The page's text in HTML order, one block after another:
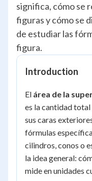
significa, cómo se
figuras y cómo se
de estudiar las
figura.
Introduction
El área de la
es la cantidad
sus caras
fórmulas
cilindros, conos o
la idea general:
mide en unidades